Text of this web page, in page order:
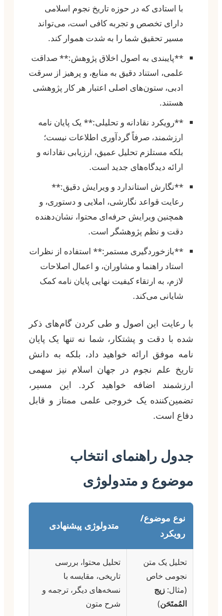
با استادی که در حوزه تاریخ نجوم اسلامی
دارای تخصص و تجربه کافی است، می‌تواند
مسیر تحقیق شما را به شدت هموار کند.
**پایبندی به اصول اخلاق پژوهش:** صداقت
علمی، استناد دقیق به منابع، و پرهیز از سرقت
ادبی، ستون‌های اصلی اعتبار هر کار پژوهشی
هستند.
**رویکرد نقادانه و تحلیلی:** یک پایان نامه
ارزشمند، صرفاً گردآوری اطلاعات نیست؛
بلکه مستلزم تحلیل عمیق، ارزیابی نقادانه و
ارائه دیدگاه‌های جدید است.
**نگارش استاندارد و ویرایش دقیق:**
رعایت قواعد نگارشی، املایی و دستوری، و
همچنین ویرایش حرفه‌ای محتوا، نشان‌دهنده
دقت و نظم پژوهشگر است.
**بازخوردگیری مستمر:** استفاده از نظرات
استاد راهنما و مشاوران، و اعمال اصلاحات
لازم، به ارتقاء کیفیت نهایی پایان نامه کمک
شایانی می‌کند.
با رعایت این اصول و طی کردن گام‌های ذکر
شده با دقت و پشتکار، شما نه تنها یک پایان
نامه موفق ارائه خواهید داد، بلکه به دانش
تاریخ علم نجوم در جهان اسلام نیز سهمی
ارزشمند اضافه خواهید کرد. این مسیر،
تضمین‌کننده یک خروجی علمی ممتاز و قابل
دفاع است.
جدول راهنمای انتخاب
موضوع و متدولوژی
نوع موضوع/
رویکرد
متدولوژی پیشنهادی
تحلیل یک متن
نجومی خاص
(مثال: زیج
المُمتَحَن)
تحلیل محتوا، بررسی
تاریخی، مقایسه با
نسخه‌های دیگر، ترجمه و
شرح متون